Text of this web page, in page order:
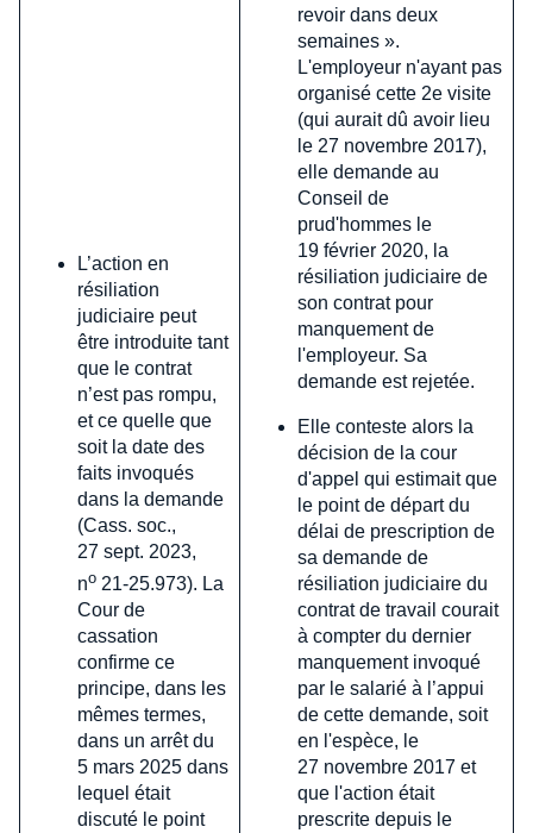
L’action en
résiliation
judiciaire peut
être introduite tant
que le contrat
n’est pas rompu,
et ce quelle que
soit la date des
faits invoqués
dans la demande
(Cass. soc.,
27 sept. 2023,
no 21-25.973). La
Cour de
cassation
confirme ce
principe, dans les
mêmes termes,
dans un arrêt du
5 mars 2025 dans
lequel était
discuté le point
revoir dans deux
semaines ».
L'employeur n'ayant pas
organisé cette 2e visite
(qui aurait dû avoir lieu
le 27 novembre 2017),
elle demande au
Conseil de
prud'hommes le
19 février 2020, la
résiliation judiciaire de
son contrat pour
manquement de
l'employeur. Sa
demande est rejetée.
Elle conteste alors la
décision de la cour
d'appel qui estimait que
le point de départ du
délai de prescription de
sa demande de
résiliation judiciaire du
contrat de travail courait
à compter du dernier
manquement invoqué
par le salarié à l’appui
de cette demande, soit
en l'espèce, le
27 novembre 2017 et
que l'action était
prescrite depuis le